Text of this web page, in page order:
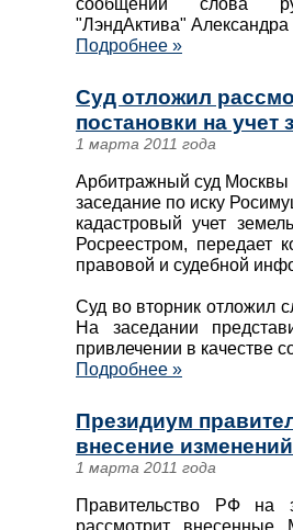
сообщении слова
"ЛэндАктива"
Подробнее »
Суд отложил
постановки на
1 марта 2011 года
Арбитражный суд Москвы
заседание по иску
кадастровый учет
Росреестром, передает
правовой и судебной
Суд во вторник отложил
На заседании
привлечении в качестве
Подробнее »
Президиум
внесение
1 марта 2011 года
Правительство РФ на
рассмотрит